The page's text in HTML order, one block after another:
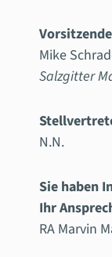
Mike
Salzgitter
N.N.
Sie haben
Ihr
RA Marvin